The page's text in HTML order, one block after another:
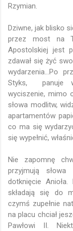
Rzymian.
Dziwne, jak blisko
przez most na
Apostolskiej jest
zdawał się żyć
wydarzenia…Po
Styks, panuje
wyciszenie, mimo
słowa modlitw,
apartamentów
co ma się
się wypełnić,
Nie zapomnę
przyjmują słowa
dotknięcie
składają się do
czymś zupełnie
na placu chciał
Pawłowi II.